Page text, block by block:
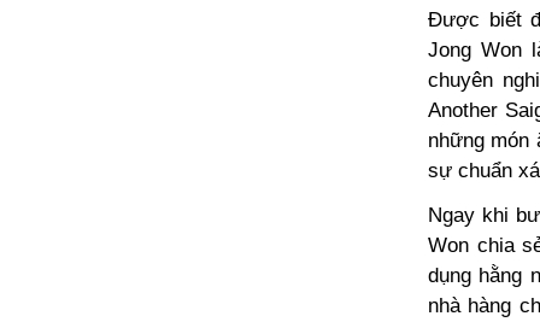
Được biết
Jong Won
chuyên
Another
những món
sự chuẩn
Ngay khi
Won chia
dụng hằng
nhà hàng